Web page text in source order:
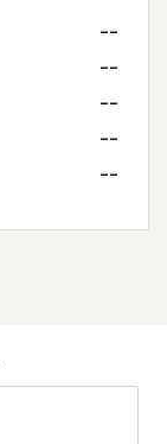
--
--
--
--
--